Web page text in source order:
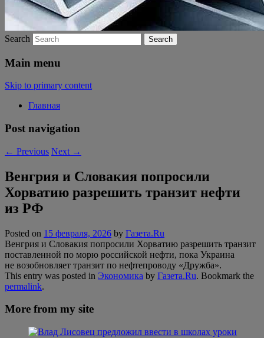
Search
Main menu
Skip to primary content
Главная
Post navigation
← Previous Next →
Венгрия и Словакия попросили
Хорватию разрешить транзит нефти
из РФ
Posted on 15 февраля, 2026 by Газета.Ru
Венгрия и Словакия попросили Хорватию разрешить транзит
поставленной по морю российской нефти, пока Украина
не возобновляет транзит по нефтепроводу «Дружба».
This entry was posted in Экономика by Газета.Ru. Bookmark the
permalink.
More from my site